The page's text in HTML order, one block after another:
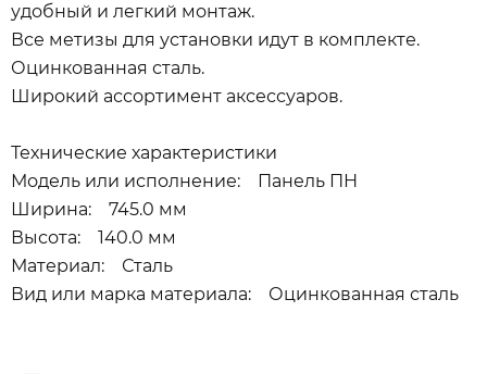
удобный и легкий монтаж.
Все метизы для установки идут в комплекте.
Оцинкованная сталь.
Широкий ассортимент аксессуаров.
Технические характеристики
Модель или исполнение: Панель ПН
Ширина: 745.0 мм
Высота: 140.0 мм
Материал: Сталь
Вид или марка материала: Оцинкованная сталь